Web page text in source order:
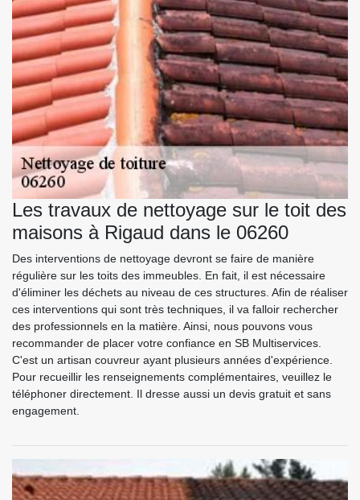
Les travaux de nettoyage sur le toit des
maisons à Rigaud dans le 06260
Des interventions de nettoyage devront se faire de manière
régulière sur les toits des immeubles. En fait, il est nécessaire
d'éliminer les déchets au niveau de ces structures. Afin de réaliser
ces interventions qui sont très techniques, il va falloir rechercher
des professionnels en la matière. Ainsi, nous pouvons vous
recommander de placer votre confiance en SB Multiservices.
C'est un artisan couvreur ayant plusieurs années d'expérience.
Pour recueillir les renseignements complémentaires, veuillez le
téléphoner directement. Il dresse aussi un devis gratuit et sans
engagement.